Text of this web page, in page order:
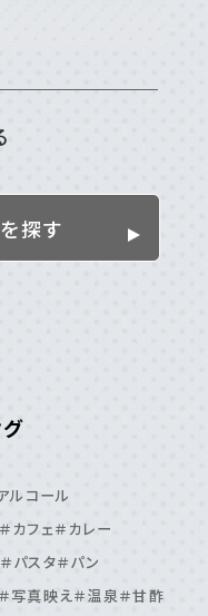
市
＃肝付町
＃天⽂館周辺
＃鹿児島駅周辺
探す
ルコール
＃カフェ＃カレー
＃パスタ＃パン
＃写真映え ＃温泉＃甘酢